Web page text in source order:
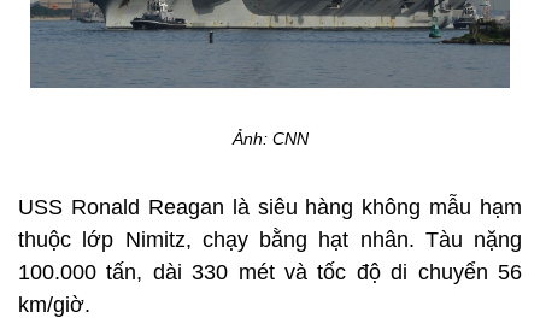
Ảnh: CNN
USS Ronald Reagan là siêu hàng không mẫu hạm
thuộc lớp Nimitz, chạy bằng hạt nhân. Tàu nặng
100.000 tấn, dài 330 mét và tốc độ di chuyển 56
km/giờ.